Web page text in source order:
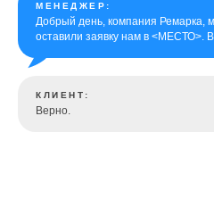
МЕНЕДЖЕР:
Добрый день, компания
оставили заявку нам в <МЕСТО>.
КЛИЕНТ:
Верно.